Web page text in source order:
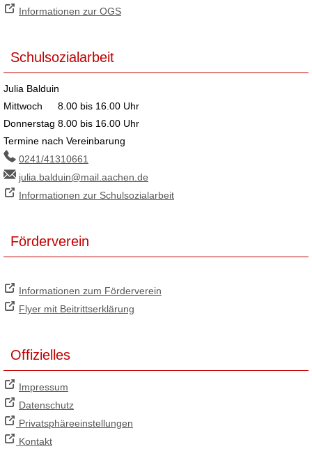
Informationen zur OGS
Schulsozialarbeit
Julia Balduin
Mittwoch
8.00 bis 16.00 Uhr
Donnerstag 8.00 bis 16.00 Uhr
Termine nach Vereinbarung
0241/41310661
julia.balduin@mail.aachen.de
Informationen zur Schulsozialarbeit
Förderverein
Informationen zum Förderverein
Flyer mit Beitrittserklärung
Offizielles
Impressum
Datenschutz
Privatsphäreeinstellungen
Kontakt